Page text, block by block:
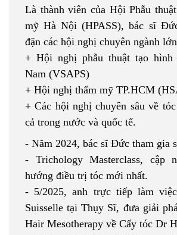
Là thành viên của Hội Phẫu
mỹ Hà Nội (HPASS), bác sĩ
đặn các hội nghị chuyên ngành
+ Hội nghị phẫu thuật tạo
Nam (VSAPS)
+ Hội nghị thẩm mỹ TP.HCM
+ Các hội nghị chuyên sâu về
cả trong nước và quốc tế.
- Năm 2024, bác sĩ Đức tham gia
- Trichology Masterclass, cập
hướng điều trị tóc mới nhất.
- 5/2025, anh trực tiếp làm
Suisselle tại Thụy Sĩ, đưa giải
Hair Mesotherapy về Cấy tóc Dr